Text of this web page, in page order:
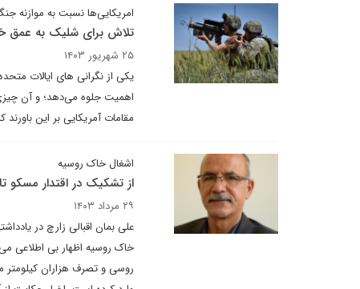
امریکایی‌ها نسبت به موازنه
تلاش برای شلیک به عمق
۲۵ شهریور ۱۴۰۳
یکی از نگرانی های ایالات
اهمیت جلوه می‌دهد؛ و آن
مقامات آمریکایی بر این
اشغال خاک روسیه
از تشکیک در اقتدار مسکو
۲۹ مرداد ۱۴۰۳
علی بمان اقبالی زارچ در
خاک روسیه اظهار بی اطلاعی
روسی و تصرف هزاران